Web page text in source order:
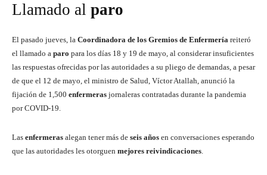
Llamado al paro
El pasado jueves, la Coordinadora de los Gremios de Enfermería reiteró
el llamado a paro para los días 18 y 19 de mayo, al considerar insuficientes
las respuestas ofrecidas por las autoridades a su pliego de demandas, a pesar
de que el 12 de mayo, el ministro de Salud, Víctor Atallah, anunció la
fijación de 1,500 enfermeras jornaleras contratadas durante la pandemia
por COVID-19.
Las enfermeras alegan tener más de seis años en conversaciones esperando
que las autoridades les otorguen mejores reivindicaciones.